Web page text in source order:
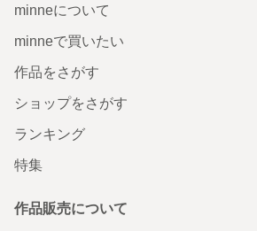
minneについて
minneで買いたい
作品をさがす
ショップをさがす
ランキング
特集
作品販売について